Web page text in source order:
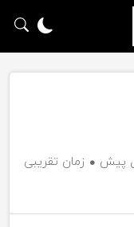
زمان تقریبی